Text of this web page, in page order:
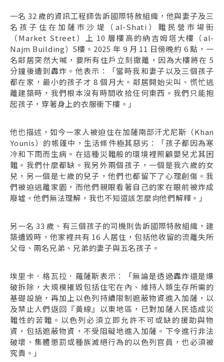
一名 32 歲的資訊工程師告訴國際特赦組織，他與妻子及三
名孩子住在加薩市沙堤（al-Shati）難民營市場街
（Market Street）上 10 層樓高的納吉姆塔大樓（al-
Najm Building）5樓。2025 年 9 月 11 日傍晚約 6 點，一
名鄰居突然大喊，要所有住戶立刻撤離，因為大樓將在 5
分鐘後遭到轟炸。他表示：「當時我和妻子以及三個孩子
都在家，最小的孩子才 8 個月大。鄰居開始尖叫、慌忙逃
離建築時，我們根本沒有時間收拾任何東西。我們只能抱
起孩子，穿著身上的衣服衝下樓。」
他也描述，如今一家人被迫住在加薩南部汗尤尼斯（Khan
Younis）的帳篷中，生活條件極其惡劣：「孩子都因為寒
冷和下雨而生病。在這種災難般的環境裡照顧嬰兒尤其困
難。我們什麼都缺。我另外兩個孩子，一個是我六歲的女
兒，另一個是七歲的兒子，他們也都留下了心理創傷。我
們被迫逃離家園，而他們親眼看著自己的家在眼前被炸成
廢墟。他們無法理解，我也不知道該怎麼向他們解釋。」
另一名 33 歲、有三個孩子的司機則告訴國際特赦組織，建
築遭毀時，他家裡共有 16 人居住，包括他收留的流離失所
父母、兩名兄弟、兄弟的妻子與五名孩子。
埃里卡．格瓦拉．羅薩斯表示：「無論是透過轟炸還是爆
破拆除，大規模摧毀包括住宅在內、維持人類生存所需的
基礎設施，再加上以色列持續限制遮蔽物資進入加薩，以
及禁止人們返回『黃線』以東地區，已對加薩人民造成災
難性的苦難。以色列必須立即允許不可或缺的援助與物
資，包括遮蔽物資，不受阻礙地進入加薩。下令進行非法
破壞、集體懲罰或種族滅絕行為的以色列官員，也必須被
究責。」